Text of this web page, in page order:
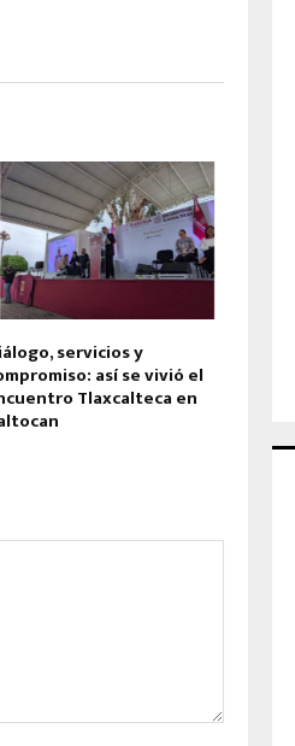
servicios y
así se vivió el
Tlaxcalteca en